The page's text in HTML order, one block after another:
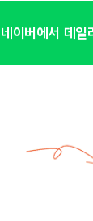
네이버에서 데일